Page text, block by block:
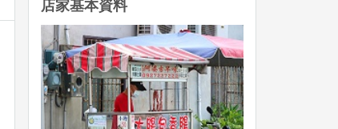
店家基本資料